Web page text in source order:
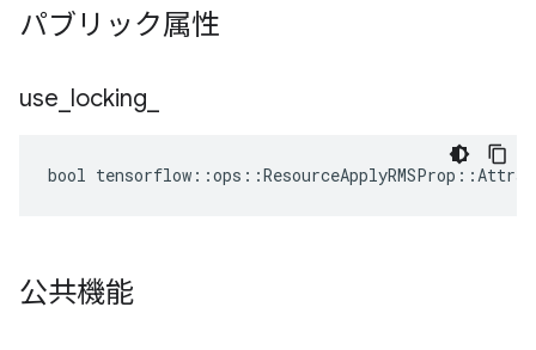
パブリック属性
use locking
bool
公共機能